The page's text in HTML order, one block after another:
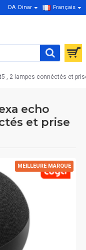
DA Dinar Français
, 2 lampes connéctés et
echo
et prise
MEILLEURE MARQUE